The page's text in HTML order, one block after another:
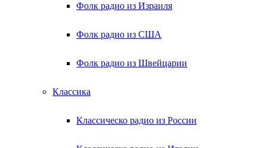
Фолк радио из Израиля
Фолк радио из США
Фолк радио из Швейцарии
Классика
Классическо радио из России